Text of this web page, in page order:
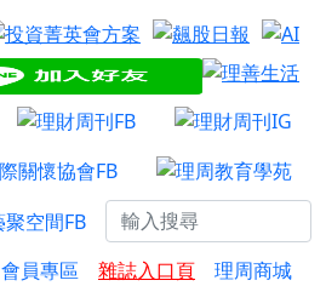
會員專區 雜誌入口頁 理周商城